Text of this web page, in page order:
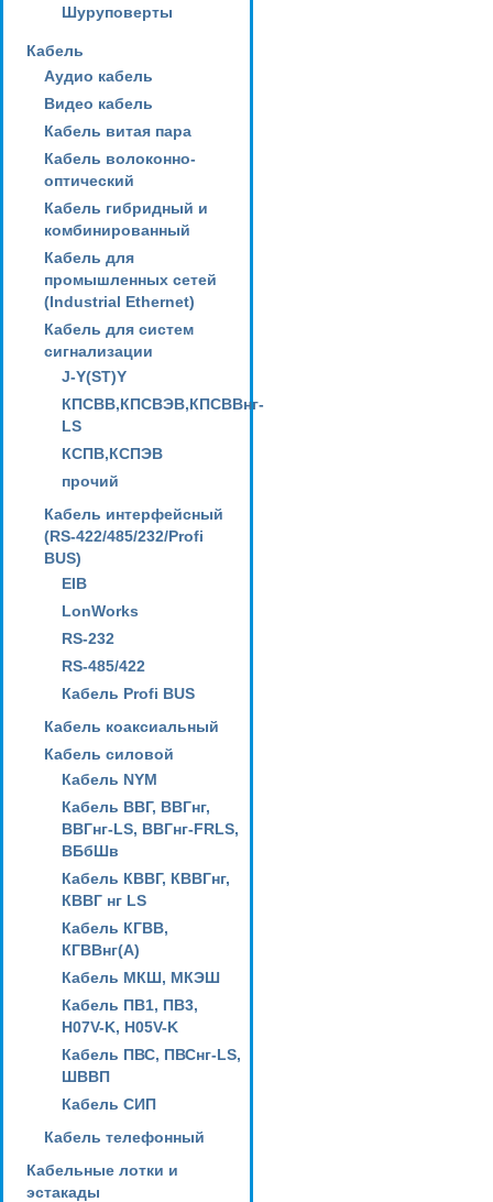
Шуруповерты
Кабель
Аудио кабель
Видео кабель
Кабель витая пара
Кабель волоконно-
оптический
Кабель гибридный и
комбинированный
Кабель для
промышленных сетей
(Industrial Ethernet)
Кабель для систем
сигнализации
J-Y(ST)Y
КПСВВ,КПСВЭВ,КПСВВнг-
LS
КСПВ,КСПЭВ
прочий
Кабель интерфейсный
(RS-422/485/232/Profi
BUS)
EIB
LonWorks
RS-232
RS-485/422
Кабель Profi BUS
Кабель коаксиальный
Кабель силовой
Кабель NYM
Кабель ВВГ, ВВГнг,
ВВГнг-LS, ВВГнг-FRLS,
ВБбШв
Кабель КВВГ, КВВГнг,
КВВГ нг LS
Кабель КГВВ,
КГВВнг(А)
Кабель МКШ, МКЭШ
Кабель ПВ1, ПВ3,
H07V-K, H05V-K
Кабель ПВС, ПВСнг-LS,
ШВВП
Кабель СИП
Кабель телефонный
Кабельные лотки и
эстакады